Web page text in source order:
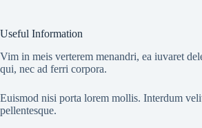
Useful Information
Vim in meis verterem menandri, ea iuvaret
qui, nec ad ferri corpora.
Euismod nisi porta lorem mollis. Interdum
pellentesque.